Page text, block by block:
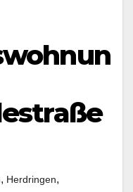
, Herdringen,